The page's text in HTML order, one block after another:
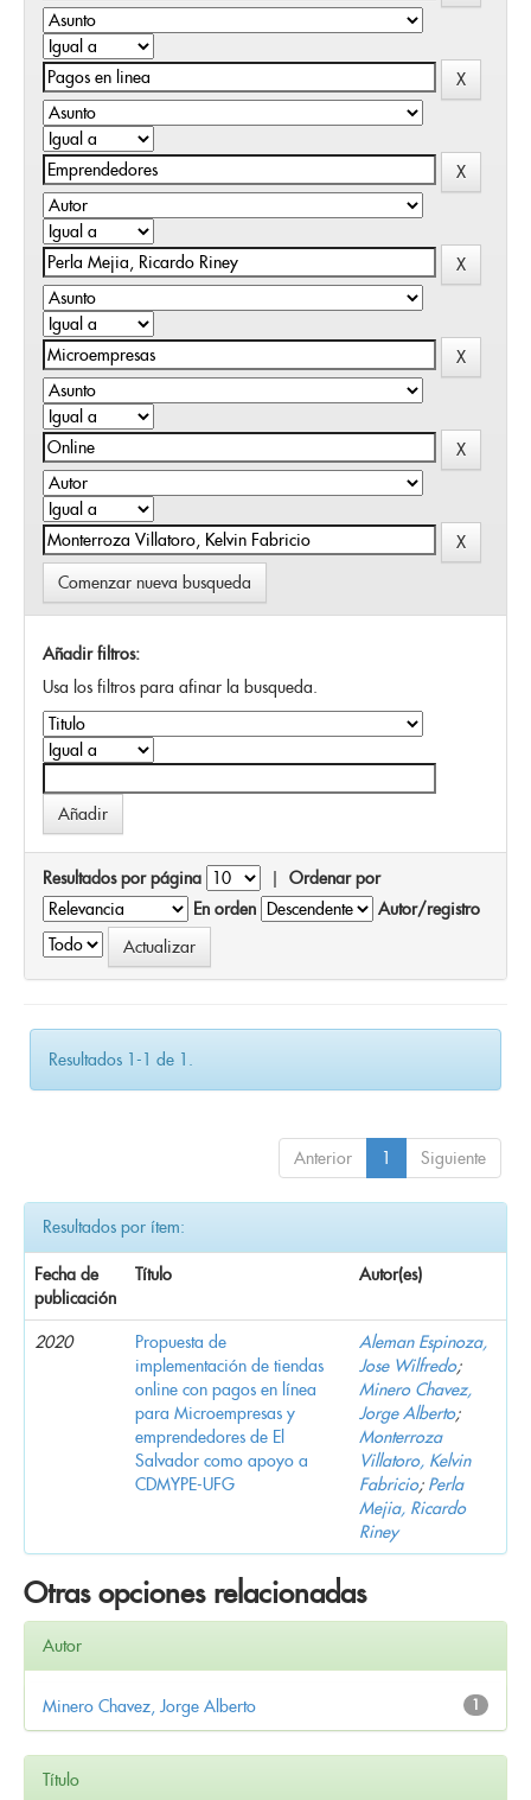
Comenzar nueva busqueda
Añadir filtros:
Usa los filtros para afinar la busqueda.
Resultados por página | Ordenar por
En orden
Autor/registro
Resultados 1-1 de 1.
Anterior 1 Siguiente
Resultados por ítem:
Fecha de
publicación
Título Autor(es)
2020
Propuesta de
implementación de tiendas
online con pagos en línea
para Microempresas y
emprendedores de El
Salvador como apoyo a
CDMYPE-UFG
Aleman Espinoza,
Jose Wilfredo;
Minero Chavez,
Jorge Alberto;
Monterroza
Villatoro, Kelvin
Fabricio; Perla
Mejia, Ricardo
Riney
Otras opciones relacionadas
Autor
1
Minero Chavez, Jorge Alberto
Título